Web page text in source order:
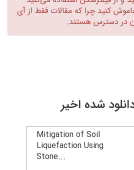
کنید چرا که مقالات فقط از آی
دسترس هستند.‏
شده اخیر
Mitigation of Soil
Liquefaction Using
Stone...